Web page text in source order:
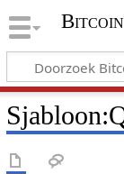
Sjabloon: